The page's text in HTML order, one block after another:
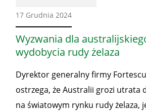
17 Grudnia 2024Ze
świata
Wyzwania dla
wydobycia rudy żelaza
Dyrektor generalny firmy
ostrzega, że Australii grozi utrata
na światowym rynku rudy żelaza,